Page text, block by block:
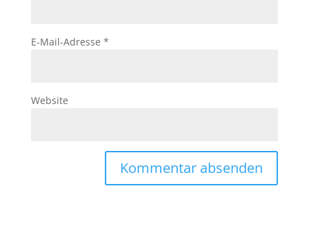
E-Mail-Adresse *
Website